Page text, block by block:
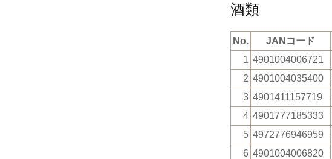
酒類
No. JANコード
1 4901004006721
2 4901004035400
3 4901411157719
4 4901777185333
5 4972776946959
6 4901004006820